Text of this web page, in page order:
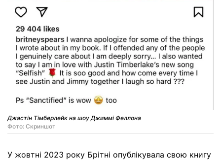
Джастін Тімберлейк на шоу Джиммі Феллона
Фото: Скриншот
У жовтні 2023 року Брітні опублікувала свою книгу